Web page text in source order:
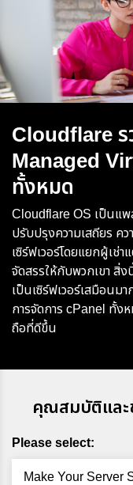
Cloudflare ร
Managed
ทั้งหมด
Cloudflare OS เป็นแพ
ปรับปรุงความเสถียร ค
เซิร์ฟเวอร์โดยแยกผู้เช่
จัดสรรให้กับพวกเขา สิ่
เป็นเซิร์ฟเวอร์เสมือนม
การจัดการ cPanel ทั้ง
ถือที่ดีขึ้น
คุณสมบัติและ
Please select:
Make Your Server